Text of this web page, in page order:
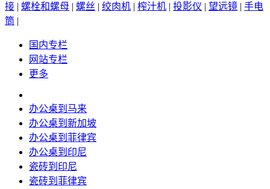
接 | 螺栓和螺母 | 螺丝 | 绞肉机 | 榨汁机 | 投影仪 | 望远镜 | 手电
筒 |
国内专栏
网站专栏
更多
办公桌到马来
办公桌到新加坡
办公桌到菲律宾
办公桌到印尼
瓷砖到印尼
瓷砖到菲律宾